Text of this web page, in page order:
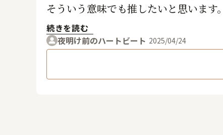
そういう意味でも推したいと思います。
いつか、ライブでお願いします。
続きを読む
夜明け前のハートビート 2025/04/24